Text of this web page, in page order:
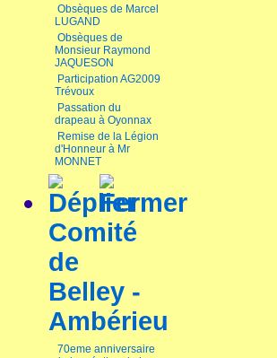
Obsèques de Marcel
LUGAND
Obsèques de
Monsieur Raymond
JAQUESON
Participation AG2009
Trévoux
Passation du
drapeau à Oyonnax
Remise de la Légion
d'Honneur à Mr
MONNET
Comité
de
Belley -
Ambérieu
70eme anniversaire